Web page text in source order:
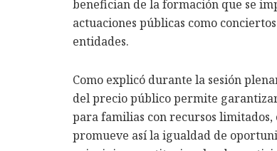
benefician de la formación que se
actuaciones públicas como
entidades.
Como explicó durante la sesión
del precio público permite
para familias con recursos limitados,
promueve así la igualdad de